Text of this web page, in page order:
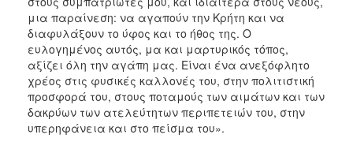
μια παραίνεση: να αγαπούν την Κρήτη και να
διαφυλάξουν το ύφος και το ήθος της. Ο
ευλογημένος αυτός, μα και μαρτυρικός τόπος,
αξίζει όλη την αγάπη μας. Είναι ένα ανεξόφλητο
χρέος στις φυσικές καλλονές του, στην πολιτιστική
προσφορά του, στους ποταμούς των αιμάτων και των
δακρύων των ατελεύτητων περιπετειών του, στην
υπερηφάνεια και στο πείσμα του».